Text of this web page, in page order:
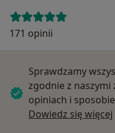
171 opinii
Sprawdzamy
zgodnie z naszymi
opiniach i
Dowiedz się więcej